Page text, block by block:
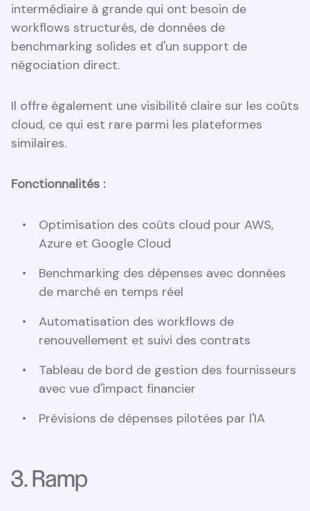
intermédiaire à grande qui ont besoin de
workflows structurés, de données de
benchmarking solides et d'un support de
négociation direct.
Il offre également une visibilité claire sur les coûts
cloud, ce qui est rare parmi les plateformes
similaires.
Fonctionnalités :
Optimisation des coûts cloud pour AWS,
Azure et Google Cloud
Benchmarking des dépenses avec données
de marché en temps réel
Automatisation des workflows de
renouvellement et suivi des contrats
Tableau de bord de gestion des fournisseurs
avec vue d'impact financier
Prévisions de dépenses pilotées par l'IA
3. Ramp